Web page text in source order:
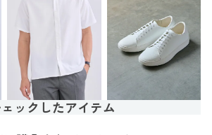
ックしたアイテム